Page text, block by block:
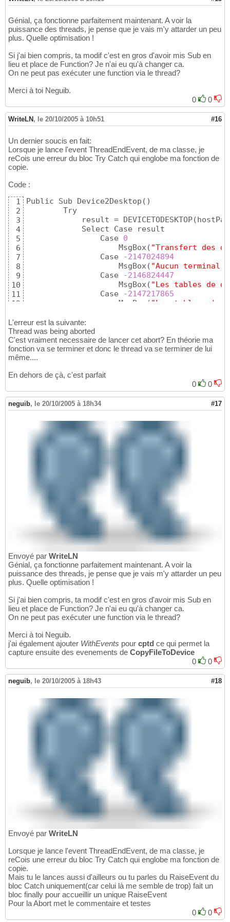
31
32
33
34
35
36
37
38
40
42
43
44
45
46
                        Me.hostPath,
"",  _
                        Me.BoolToShort
                        Me.remotePath
)
       RaiseEvent threadEndEvent
    End Function
    Public Sub Device2Desktop
()
       Me.result = DEVICETODESKTOP
                        hostPath,
                        Me.BoolToShort
(
                        Me.remotePath
       RaiseEvent threadEndEvent
(Me.result)
End Class
16
18
19
20
21
22
23
25
End Sub
    Me.frmWaiting.Close
()
    Me.frmWaiting.Dispose
()
'traiter ici result si necessaire
    If Not(Me.myThread Is Nothing Then
      Me.myThread.Abort()
      Me.myThread.Dispose()
    End If
  End Sub
Génial, ça fonctionne parfaitement maintenant. A voir la
puissance des threads, je pense que je vais m'y attarder un peu
plus. Quelle optimisation !
Si j'ai bien compris, ta modif c'est en gros d'avoir mis Sub en
lieu et place de Function? Je n'ai eu qu'à changer ca.
On ne peut pas exécuter une function via le thread?
Merci à toi Neguib.
0
0
WriteLN, le 20/10/2005 à 10h51 #16
Un dernier soucis en fait:
Lorsque je lance l'event ThreadEndEvent, de ma classe, je
reCois une erreur du bloc Try Catch qui englobe ma fonction de
copie.
Code :
1
2
3
4
5
6
7
8
9
10
11
12
14
15
16
17
18
20
Public Sub Device2Desktop ( )
        Try
            result = DEVICETODESKTOP
(
            Select Case result
                Case
0
                    MsgBox
( "Transfert des
                Case
-2147024894
                    MsgBox
( "Aucun terminal
                Case
-2146824447
                    MsgBox
( "Les tables de
                Case
-2147217865
                    MsgBox
( "Les tables
                    MsgBox
            End Select
            RaiseEvent threadEndEvent
( )
        Catch ex As Exception
            MsgBox
        End Try
L'erreur est la suivante:
Thread was being aborted
C'est vraiment necessaire de lancer cet abort? En théorie ma
fonction va se terminer et donc le thread va se terminer de lui
même....
En dehors de çà, c'est parfait
0
0
neguib, le 20/10/2005 à 18h34 #17
Envoyé par WriteLN
Génial, ça fonctionne parfaitement maintenant. A voir la
puissance des threads, je pense que je vais m'y attarder un peu
plus. Quelle optimisation !
Si j'ai bien compris, ta modif c'est en gros d'avoir mis Sub en
lieu et place de Function? Je n'ai eu qu'à changer ca.
On ne peut pas exécuter une function via le thread?
Merci à toi Neguib.
j'ai également ajouter WithEvents pour cptd ce qui permet la
capture ensuite des evenements de CopyFileToDevice
0
0
neguib, le 20/10/2005 à 18h43 #18
Envoyé par WriteLN
Lorsque je lance l'event ThreadEndEvent, de ma classe, je
reCois une erreur du bloc Try Catch qui englobe ma fonction de
copie.
Mais tu le lances aussi d'ailleurs ou tu parles du RaiseEvent du
bloc Catch uniquement(car celui là me semble de trop) fait un
bloc finally pour accueillir un unique RaiseEvent
Pour la Abort met le commentaire et testes
0
0